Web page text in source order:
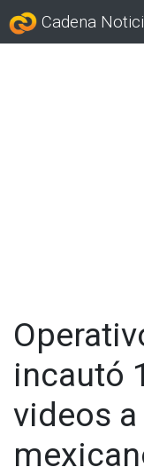
Cadena
incautó
videos